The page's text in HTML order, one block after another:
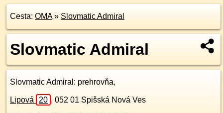
Cesta: OMA» Slovmatic Admiral
Slovmatic Admiral
Slovmatic Admiral : prehrovňa,
Lipová 20 , 052 01 Spišská Nová Ves